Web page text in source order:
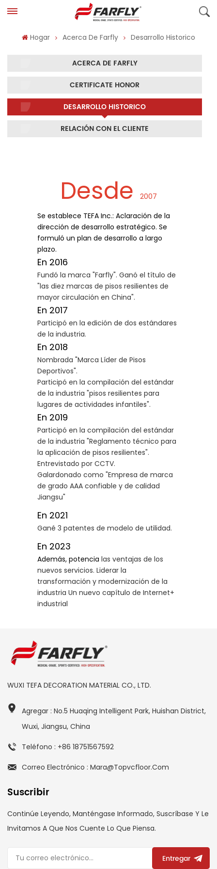
Hogar Acerca De Farfly Desarrollo Historico
ACERCA DE FARFLY
CERTIFICATE HONOR
DESARROLLO HISTORICO
RELACIÓN CON EL CLIENTE
Desde
2007
Se establece TEFA Inc.: Aclaración de la
dirección de desarrollo estratégico. Se
formuló un plan de desarrollo a largo
plazo.
En 2016
Fundó la marca "Farfly". Ganó el título de
"las diez marcas de pisos resilientes de
mayor circulación en China".
En 2017
Participó en la edición de dos estándares
de la industria.
En 2018
Nombrada "Marca Líder de Pisos
Deportivos".
Participó en la compilación del estándar
de la industria "pisos resilientes para
lugares de actividades infantiles".
En 2019
Participó en la compilación del estándar
de la industria "Reglamento técnico para
la aplicación de pisos resilientes".
Entrevistado por CCTV.
Galardonado como "Empresa de marca
de grado AAA confiable y de calidad
Jiangsu"
En 2021
Gané 3 patentes de modelo de utilidad.
En 2023
Además, potencia las ventajas de los
nuevos servicios. Liderar la
transformación y modernización de la
industria Un nuevo capítulo de Internet+
industrial
WUXI TEFA DECORATION MATERIAL CO., LTD.
Agregar : No.5 Huaqing Intelligent Park, Huishan District,
Wuxi, Jiangsu, China
Teléfono : +86 18751567592
Correo Electrónico : Mara@topvcfloor.com
Suscribir
Continúe Leyendo, Manténgase Informado, Suscríbase Y Le
Invitamos A Que Nos Cuente Lo Que Piensa.
Entregar